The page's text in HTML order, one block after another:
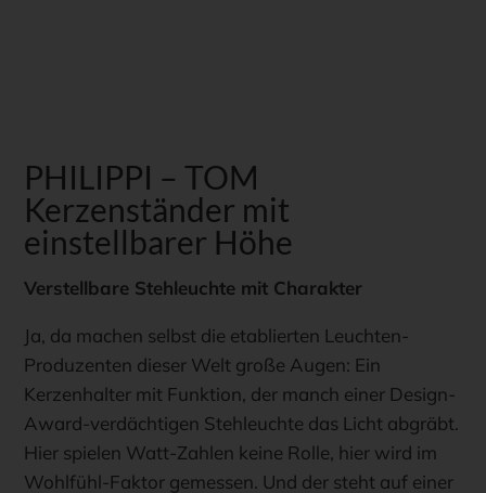
PHILIPPI – TOM
Kerzenständer mit
einstellbarer Höhe
Verstellbare Stehleuchte mit Charakter
Ja, da machen selbst die etablierten Leuchten-
Produzenten dieser Welt große Augen: Ein
Kerzenhalter mit Funktion, der manch einer Design-
Award-verdächtigen Stehleuchte das Licht abgräbt.
Hier spielen Watt-Zahlen keine Rolle, hier wird im
Wohlfühl-Faktor gemessen. Und der steht auf einer